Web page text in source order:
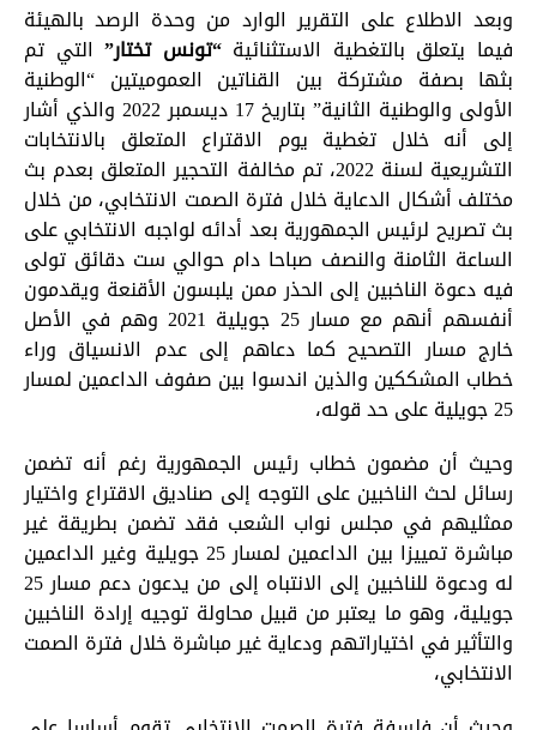
وبعد الاطلاع على التقرير الوارد من وحدة الرصد بالهيئة
فيما يتعلق بالتغطية الاستثنائية“تونس تختار” التي تم
بثها بصفة مشتركة بين القناتين العموميتين “الوطنية
الأولى والوطنية الثانية” بتاريخ 17 ديسمبر 2022 والذي أشار
إلى أنه خلال تغطية يوم الاقتراع المتعلق بالانتخابات
التشريعية لسنة 2022، تم مخالفة التحجير المتعلق بعدم بث
مختلف أشكال الدعاية خلال فترة الصمت الانتخابي، من خلال
بث تصريح لرئيس الجمهورية بعد أدائه لواجبه الانتخابي على
الساعة الثامنة والنصف صباحا دام حوالي ست دقائق تولى
فيه دعوة الناخبين إلى الحذر ممن يلبسون الأقنعة ويقدمون
أنفسهم أنهم مع مسار 25 جويلية 2021 وهم في الأصل
خارج مسار التصحيح كما دعاهم إلى عدم الانسياق وراء
خطاب المشككين والذين اندسوا بين صفوف الداعمين لمسار
25 جويلية على حد قوله،
وحيث أن مضمون خطاب رئيس الجمهورية رغم أنه تضمن
رسائل لحث الناخبين على التوجه إلى صناديق الاقتراع واختيار
ممثليهم في مجلس نواب الشعب فقد تضمن بطريقة غير
مباشرة تمييزا بين الداعمين لمسار 25 جويلية وغير الداعمين
له ودعوة للناخبين إلى الانتباه إلى من يدعون دعم مسار 25
جويلية، وهو ما يعتبر من قبيل محاولة توجيه إرادة الناخبين
والتأثير في اختياراتهم ودعاية غير مباشرة خلال فترة الصمت
الانتخابي،